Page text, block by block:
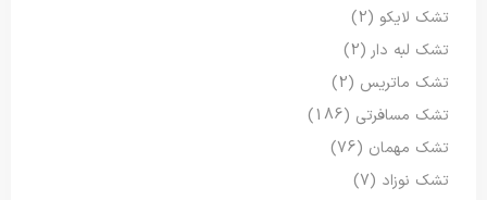
تشک لایکو (2)
تشک لبه دار (2)
تشک ماتریس (2)
تشک مسافرتی (186)
تشک مهمان (76)
تشک نوزاد (7)